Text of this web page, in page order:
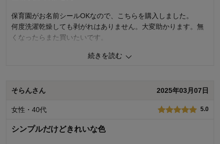
保育園がお名前シールOKなので、こちらを購入しました。
何度洗濯乾燥しても剥がれはありません。大変助かります。無
くなったらまた買いたいです。
人が参考になりました
お子さまのお気に入り度
着心地･使用感
購入商品： ブルー系北欧柄
体型：
続きを読む
そらんさん 2025年03月07日
女性・40代 5.0
シンプルだけどきれいな色